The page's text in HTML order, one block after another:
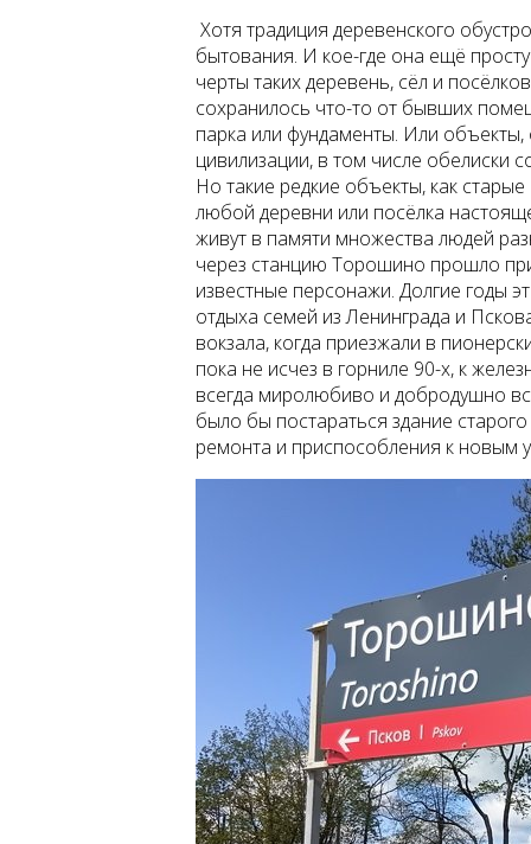
Хотя традиция деревенского
бытования. И кое-где она ещё
черты таких деревень, сёл и
сохранилось что-то от бывших
парка или фундаменты. Или
цивилизации, в том числе обелиски
Но такие редкие объекты, как
любой деревни или посёлка
живут в памяти множества людей
через станцию Торошино прошло
известные персонажи. Долгие годы
отдыха семей из Ленинграда и
вокзала, когда приезжали в
пока не исчез в горниле 90-х, к
всегда миролюбиво и добродушно
было бы постараться здание
ремонта и приспособления к новым